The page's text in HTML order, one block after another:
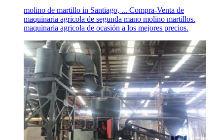
molino de martillo in Santiago, ... Compra-Venta de
maquinaria agricola de segunda mano molino martillos.
maquinaria agricola de ocasión a los mejores precios.